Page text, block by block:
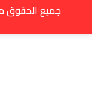
جميع الحقوق